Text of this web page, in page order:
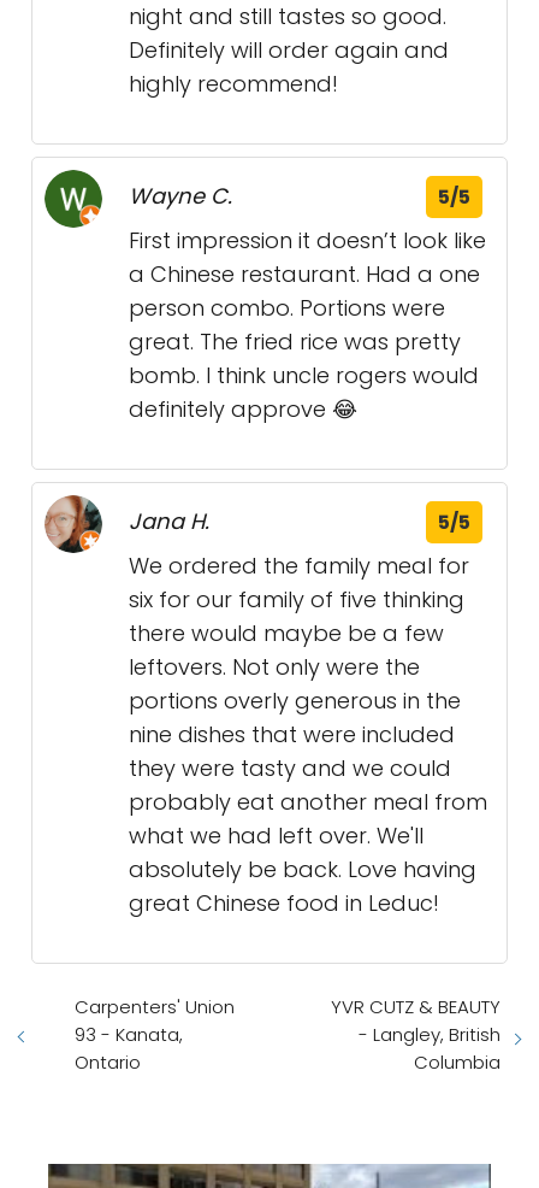
night and still tastes so good.
Definitely will order again and
highly recommend!
Wayne C. 5/5
First impression it doesn’t look like
a Chinese restaurant. Had a one
person combo. Portions were
great. The fried rice was pretty
bomb. I think uncle rogers would
definitely approve 😂
Jana H. 5/5
We ordered the family meal for
six for our family of five thinking
there would maybe be a few
leftovers. Not only were the
portions overly generous in the
nine dishes that were included
they were tasty and we could
probably eat another meal from
what we had left over. We'll
absolutely be back. Love having
great Chinese food in Leduc!
Carpenters' Union
93 - Kanata,
Ontario
YVR CUTZ & BEAUTY
- Langley, British
Columbia